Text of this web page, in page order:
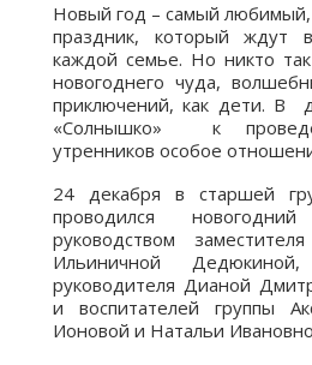
Новый год – самый
праздник, который
каждой семье. Но никто
новогоднего чуда,
приключений, как дети. В
«Солнышко» к
утренников особое
24 декабря в старшей
проводился
руководством
Ильиничной
руководителя Дианой
и воспитателей группы
Ионовой и Натальи